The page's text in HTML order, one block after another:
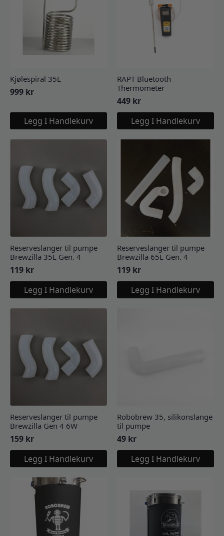
Kjølespiral 35L
999 kr
Legg I Handlekurv
RAPT Bluetooth
Thermometer
449 kr
Legg I Handlekurv
Reserveslanger til pumpe
Brewzilla 35L Gen. 4
119 kr
Legg I Handlekurv
Reserveslanger til pumpe
Brewzilla 65L Gen. 4
119 kr
Legg I Handlekurv
Reserveslanger til pumpe
Brewzilla Gen 4 6W
159 kr
Legg I Handlekurv
Robobrew 35, silikonslange
til pumpe
49 kr
Legg I Handlekurv